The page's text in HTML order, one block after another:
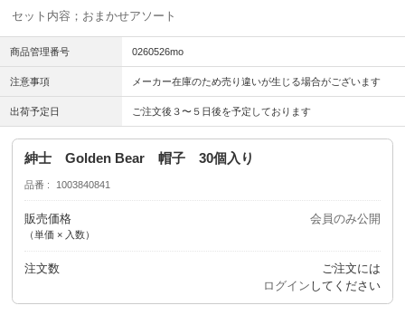
セット内容；おまかせアソート
商品管理番号 0260526mo
注意事項 メーカー在庫のため売り違いが生じる場合がございます
出荷予定日 ご注文後３〜５日後を予定しております
紳士 Golden Bear 帽子 30個入り
品番 1003840841
販売価格
（単価 × 入数）
会員のみ公開
注文数
ご注文には
ログイン してください